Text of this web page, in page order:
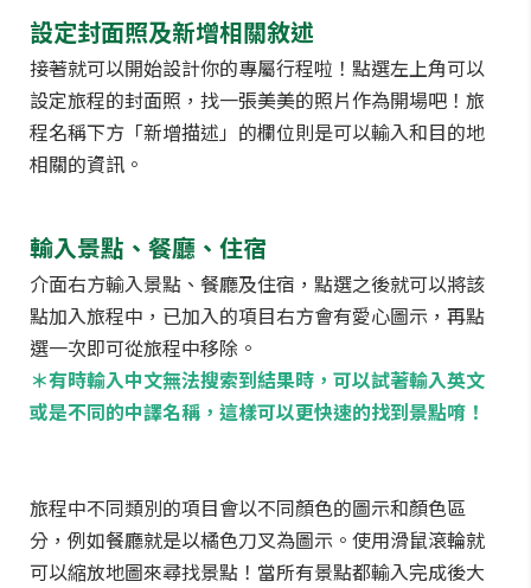
設定封面照及新增相關敘述
接著就可以開始設計你的專屬行程啦！點選左上角可以
設定旅程的封面照，找一張美美的照片作為開場吧！旅
程名稱下方「新增描述」的欄位則是可以輸入和目的地
相關的資訊。
輸入景點、餐廳、住宿
介面右方輸入景點、餐廳及住宿，點選之後就可以將該
點加入旅程中，已加入的項目右方會有愛心圖示，再點
選一次即可從旅程中移除。
＊有時輸入中文無法搜索到結果時，可以試著輸入英文
或是不同的中譯名稱，這樣可以更快速的找到景點唷！
旅程中不同類別的項目會以不同顏色的圖示和顏色區
分，例如餐廳就是以橘色刀叉為圖示。使用滑鼠滾輪就
可以縮放地圖來尋找景點！當所有景點都輸入完成後大